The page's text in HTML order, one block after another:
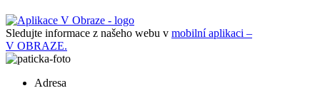
Sledujte informace z našeho webu v mobilní aplikaci –
V OBRAZE.
Adresa